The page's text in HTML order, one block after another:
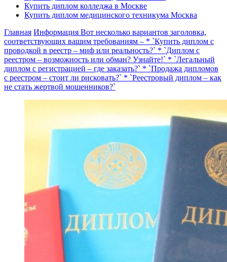
Купить диплом колледжа в Москве
Купить диплом медицинского техникума Москва
Главная Информация Вот несколько вариантов заголовка,
соответствующих вашим требованиям – * `Купить диплом с
проводкой в реестр – миф или реальность?` * `Диплом с
реестром – возможность или обман? Узнайте!` * `Легальный
диплом с регистрацией – где заказать?` * `Продажа дипломов
с реестром – стоит ли рисковать?` * `Реестровый диплом – как
не стать жертвой мошенников?`